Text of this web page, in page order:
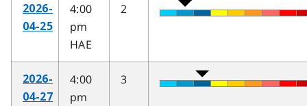
2026-
04-25
4:00
pm
HAE
2
2026-
04-27
4:00
pm
3